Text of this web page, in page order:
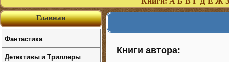
Книги автора:
Главная
Фантастика
Детективы и Триллеры